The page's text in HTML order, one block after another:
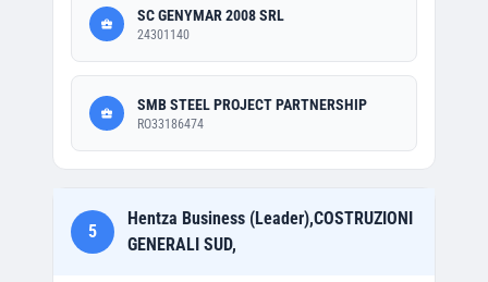
SC GENYMAR 2008 SRL
24301140
SMB STEEL PROJECT PARTNERSHIP
RO33186474
5
Hentza Business (Leader),COSTRUZIONI
GENERALI SUD,